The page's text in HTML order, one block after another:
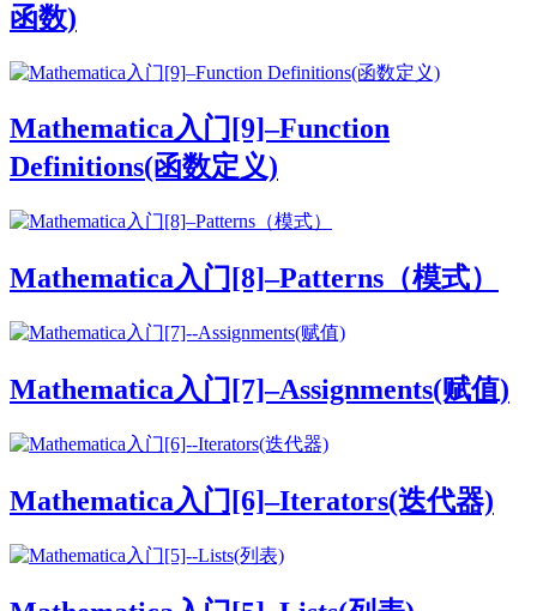
函数)
Mathematica入门[9]–Function
Definitions(函数定义)
Mathematica入门[8]–Patterns（模式）
Mathematica入门[7]–Assignments(赋值)
Mathematica入门[6]–Iterators(迭代器)